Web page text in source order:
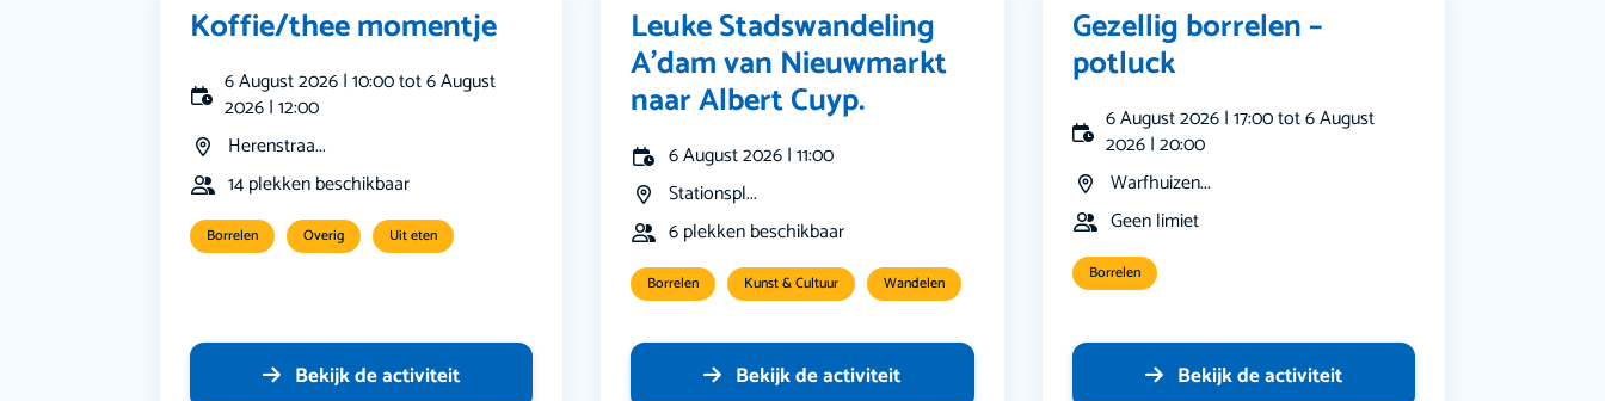
Koffie/thee momentje
6 August 2026 | 10:00 tot 6 August
2026 | 12:00
Herenstraa...
14 plekken beschikbaar
Borrelen Overig Uit eten
Bekijk de activiteit
Leuke Stadswandeling
A’dam van Nieuwmarkt
naar Albert Cuyp.
6 August 2026 | 11:00
Stationspl...
6 plekken beschikbaar
Borrelen Kunst & Cultuur Wandelen
Bekijk de activiteit
Gezellig borrelen –
potluck
6 August 2026 | 17:00 tot 6 August
2026 | 20:00
Warfhuizen...
Geen limiet
Borrelen
Bekijk de activiteit